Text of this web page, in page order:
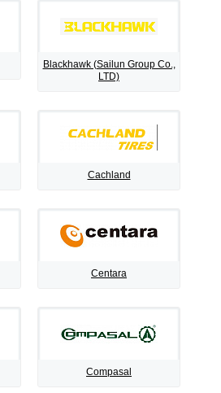
Blackhawk (Sailun Group Co.,
LTD)
Cachland
Centara
Compasal